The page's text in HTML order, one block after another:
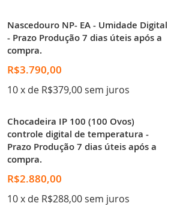
Nascedouro NP- EA - Umidade Digital
- Prazo Produção 7 dias úteis após a
compra.
R$3.790,00
10 x de R$379,00 sem juros
Chocadeira IP 100 (100 Ovos)
controle digital de temperatura -
Prazo Produção 7 dias úteis após a
compra.
R$2.880,00
10 x de R$288,00 sem juros